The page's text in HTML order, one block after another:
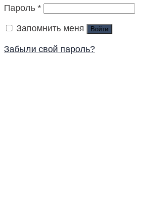
Пароль *
Запомнить меня
Войти
Забыли свой пароль?